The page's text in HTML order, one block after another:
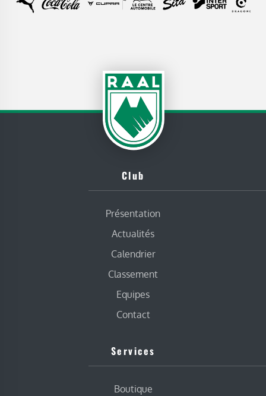
Club
Présentation
Actualités
Calendrier
Classement
Equipes
Contact
Services
Boutique